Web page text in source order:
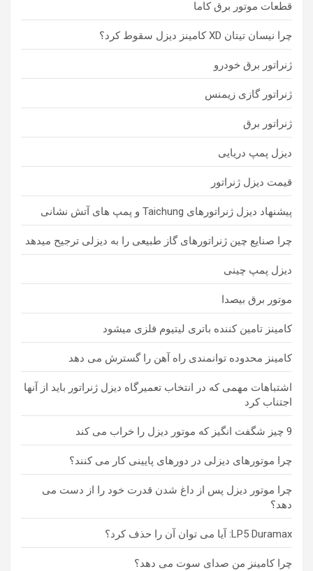
قطعات موتور برق کاما
چرا نیسان تیتان XD کامینز دیزل سقوط کرد؟
ژنراتور برق خودرو
ژنراتور گازی زیمنس
ژنراتور برق
دیزل پمپ دریایی
قیمت دیزل ژنراتور
پیشنهاد دیزل ژنراتورهای Taichung و پمپ های آتش نشانی
چرا صنایع چین ژنراتورهای گاز طبیعی را به دیزلی ترجیح میدهد
دیزل پمپ چینی
موتور برق بیصدا
کامینز تامین کننده باتری لیتیوم فلزی میشود
کامینز محدوده توانمندی راه آهن را گسترش می دهد
اشتباهات مهمی که در انتخاب تعمیرگاه دیزل ژنراتور باید از آنها
اجتناب کرد
9 چیز شگفت انگیز که موتور دیزل را خراب می کند
چرا موتورهای دیزلی در دورهای پایینی کار می کنند؟
چرا موتور دیزل پس از داغ شدن قدرت خود را از دست می
دهد؟
LP5 Duramax: آیا می توان آن را حذف کرد؟
چرا کامینز من صدای سوت می دهد؟